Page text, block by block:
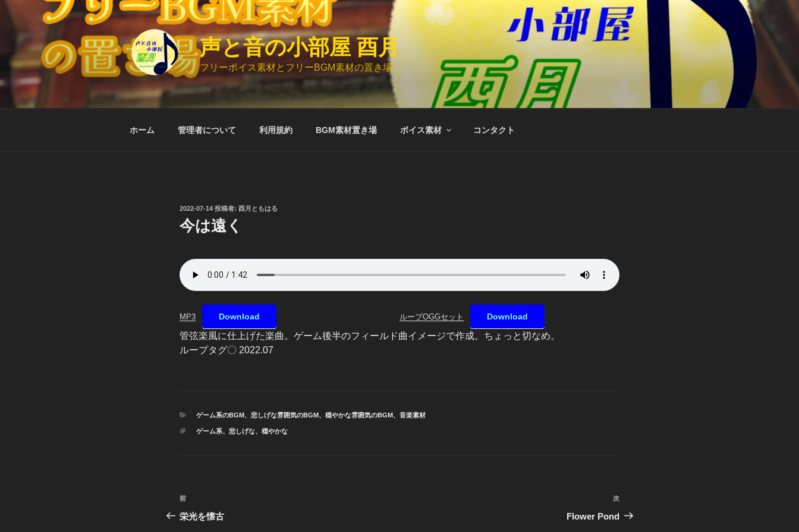
コ
へ
声と音の小部屋 酉月
フリーボイス素材とフリーBGM素材の置き場
ホーム 管理者について 利用規約 BGM素材置き場 ボイス素材 コンタクト
投
日:
2022-07-14 投稿者: 酉月ともはる
今は遠く
MP3 Download ループOGGセット Download
管弦楽風に仕上げた楽曲。ゲーム後半のフィールド曲イメージで作成。ちょっと切なめ。
ループタグ〇 2022.07
カ
ゴ
ゲーム系のBGM、 悲しげな雰囲気のBGM、 穏やかな雰囲気のBGM、 音楽素材
タ
ゲーム系、 悲しげな、 穏やかな
投
稿
前
の
前
栄光を懐古
次
の
次
Flower Pond